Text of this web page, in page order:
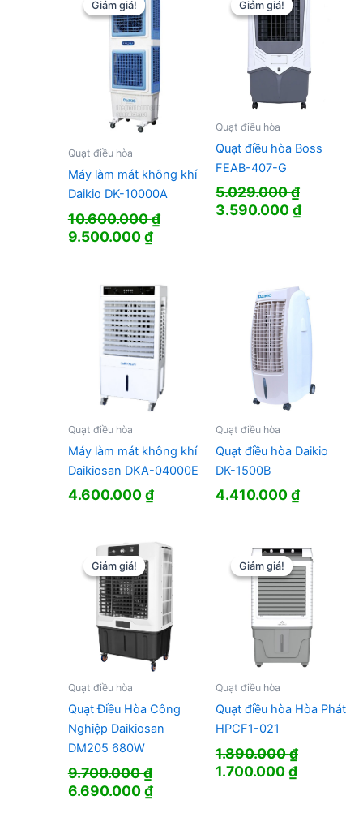
Giảm giá!
Giảm giá!
Quạt điều hòa
Máy làm mát không khí
Daikio DK-10000A
10.600.000₫
Giá
10.600.000 ₫.
9.500.000₫Giá
là:
9.500.000 ₫.
Giảm giá!
Giảm giá!
Quạt điều hòa
Quạt điều hòa Boss
FEAB-407-G
5.029.000₫
Giá
3.590.000₫Giá
Quạt điều hòa
Máy làm mát không khí
Daikiosan DKA-04000E
4.600.000₫
Quạt điều hòa
Quạt điều hòa Daikio
DK-1500B
4.410.000₫
Giảm giá!
Giảm giá!
Quạt điều hòa
Quạt Điều Hòa Công
Nghiệp Daikiosan
DM205 680W
9.700.000₫
Giá
6.690.000₫Giá
Giảm giá!
Giảm giá!
Quạt điều hòa
Quạt điều hòa Hòa Phát
HPCF1-021
1.890.000₫
Giá
1.700.000₫Giá